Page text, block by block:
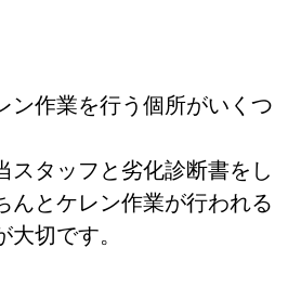
ン作業を行う個所がいくつ
スタッフと劣化診断書をし
んとケレン作業が行われる
大切です。